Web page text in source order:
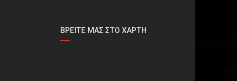
ΒΡΕΊΤΕ ΜΑΣ ΣΤΟ ΧΆΡΤΗ